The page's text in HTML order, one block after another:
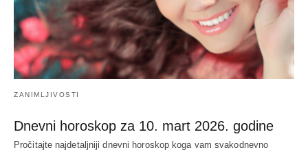
ZANIMLJIVOSTI
Dnevni horoskop za 10. mart 2026. godine
Pročitajte najdetaljniji dnevni horoskop koga vam svakodnevno